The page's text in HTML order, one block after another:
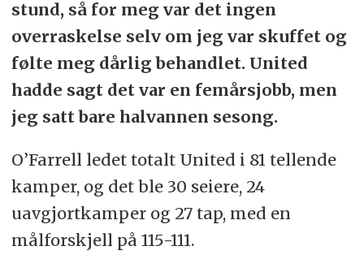
stund, så for meg var det ingen
overraskelse selv om jeg var skuffet og
følte meg dårlig behandlet. United
hadde sagt det var en femårsjobb, men
jeg satt bare halvannen sesong.
O’Farrell ledet totalt United i 81 tellende
kamper, og det ble 30 seiere, 24
uavgjortkamper og 27 tap, med en
målforskjell på 115-111.